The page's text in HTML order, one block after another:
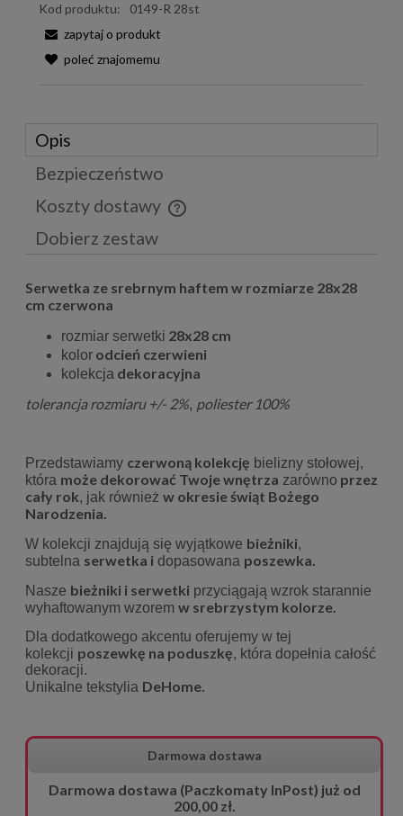
Kod produktu:
0149-R 28st
zapytaj o produkt
poleć znajomemu
Opis
Bezpieczeństwo
Koszty dostawy
Cena nie zawiera ewentualnych kosztów płatności
Dobierz zestaw
Serwetka ze srebrnym haftem w rozmiarze 28x28
cm czerwona
rozmiar serwetki 28x28 cm
kolor odcień czerwieni
kolekcja dekoracyjna
tolerancja rozmiaru +/- 2%, poliester 100%
Przedstawiamy czerwoną kolekcję bielizny stołowej,
która może dekorować Twoje wnętrza zarówno przez
cały rok, jak również w okresie świąt Bożego
Narodzenia.
W kolekcji znajdują się wyjątkowe bieżniki,
subtelna serwetka i dopasowana poszewka.
Nasze bieżniki i serwetki przyciągają wzrok starannie
wyhaftowanym wzorem w srebrzystym kolorze.
Dla dodatkowego akcentu oferujemy w tej
kolekcji poszewkę na poduszkę, która dopełnia całość
dekoracji.
Unikalne tekstylia DeHome.
Darmowa dostawa
Darmowa dostawa (Paczkomaty InPost) już od
200,00 zł.